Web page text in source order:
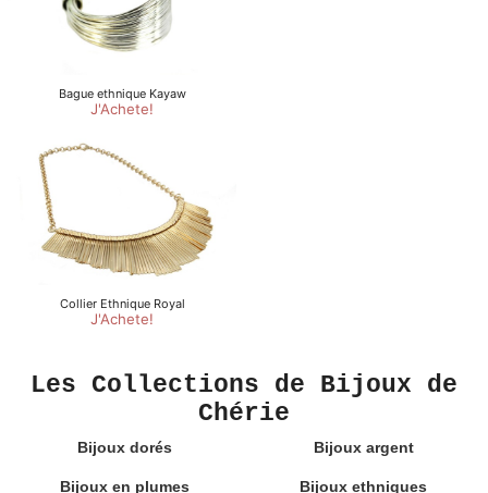
Les Collections de Bijoux de
Chérie
Bijoux dorés Bijoux argent
Bijoux en plumes Bijoux ethniques